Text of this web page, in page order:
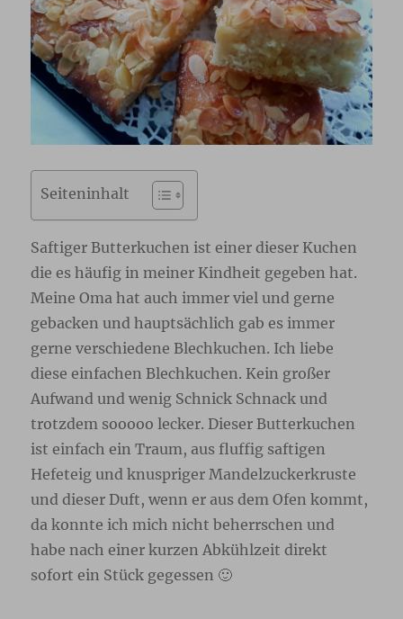
Seiteninhalt
Saftiger Butterkuchen ist einer dieser Kuchen
die es häufig in meiner Kindheit gegeben hat.
Meine Oma hat auch immer viel und gerne
gebacken und hauptsächlich gab es immer
gerne verschiedene Blechkuchen. Ich liebe
diese einfachen Blechkuchen. Kein großer
Aufwand und wenig Schnick Schnack und
trotzdem sooooo lecker. Dieser Butterkuchen
ist einfach ein Traum, aus fluffig saftigen
Hefeteig und knuspriger Mandelzuckerkruste
und dieser Duft, wenn er aus dem Ofen kommt,
da konnte ich mich nicht beherrschen und
habe nach einer kurzen Abkühlzeit direkt
sofort ein Stück gegessen 🙂